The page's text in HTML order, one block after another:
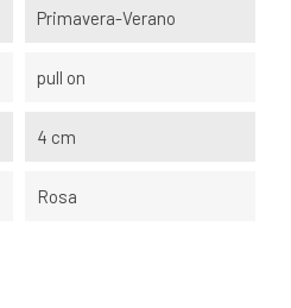
Primavera-Verano
pull on
4 cm
Rosa